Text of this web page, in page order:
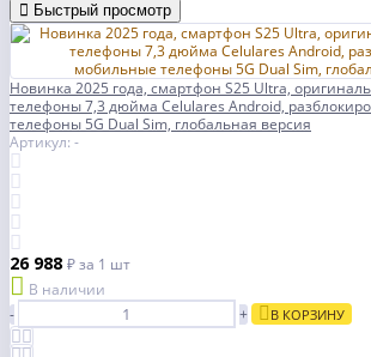
Быстрый просмотр
Новинка 2025 года, смартфон S25 Ultra,
телефоны 7,3 дюйма Celulares Android,
телефоны 5G Dual Sim, глобальная версия
Артикул: -
26 988 ₽за 1 шт
В наличии
-
+ В КОРЗИНУ